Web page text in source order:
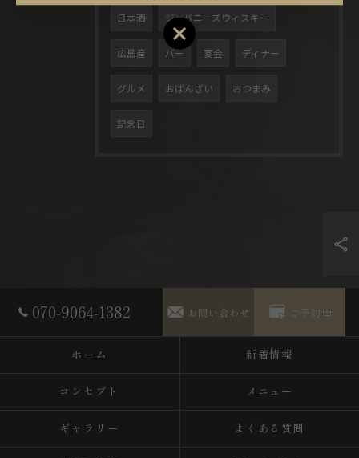
日本酒 ジャパニーズウィスキー
広島産 バー 宴会 ディナー
グルメ おばんざい おつまみ
記念日
070-9064-1382 お問い合わせ ご予約
ホーム 新着情報
コンセプト メニュー
ギャラリー よくある質問
ご予約はこちら